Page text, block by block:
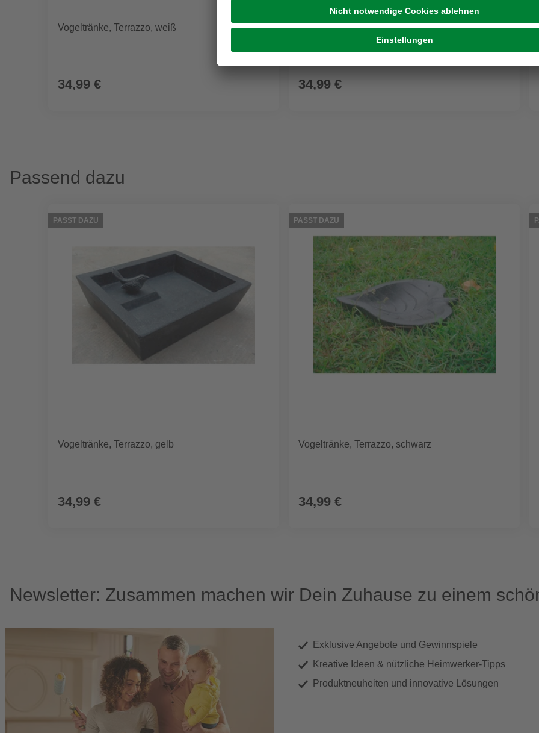
Vogeltränke, Terrazzo, weiß
34,99 €
Vogeltränke, Terrazzo, gelb
34,99 €
Passend dazu
PASST DAZU
Vogeltränke, Terrazzo, gelb
34,99 €
PASST DAZU
Vogeltränke, Terrazzo, schwarz
34,99 €
Newsletter: Zusammen machen wir Dein Zuhause zu einem
Exklusive Angebote und Gewinnspiele
Kreative Ideen & nützliche Heimwerker-Tipps
Produktneuheiten und innovative Lösungen